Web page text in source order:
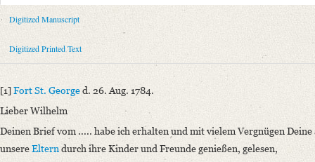
Sender: Karl August Schlegel
Recipient: August Wilhelm von Schlegel
Place of Dispatch: Fort St. George (Madras)
Place of Destination: Hannover
Notations: Empfangsort erschlossen.
Printed Text
Provider: Dresden, Sächsische Landesbibliothek - Staats- und
Digitized Manuscript
Digitized Printed Text
[1]Fort St. Georged. 26. Aug. 1784.
Lieber Wilhelm
Deinen Brief vom ..... habe ich erhalten und mit vielem Vergnügen
unsereElterndurch ihre Kinder und Freunde genießen, gelesen,